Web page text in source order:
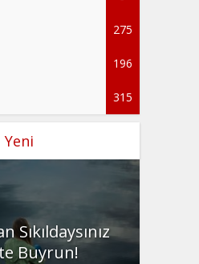
275
196
315
Yeni
Sıkıldaysınız
Buyrun!